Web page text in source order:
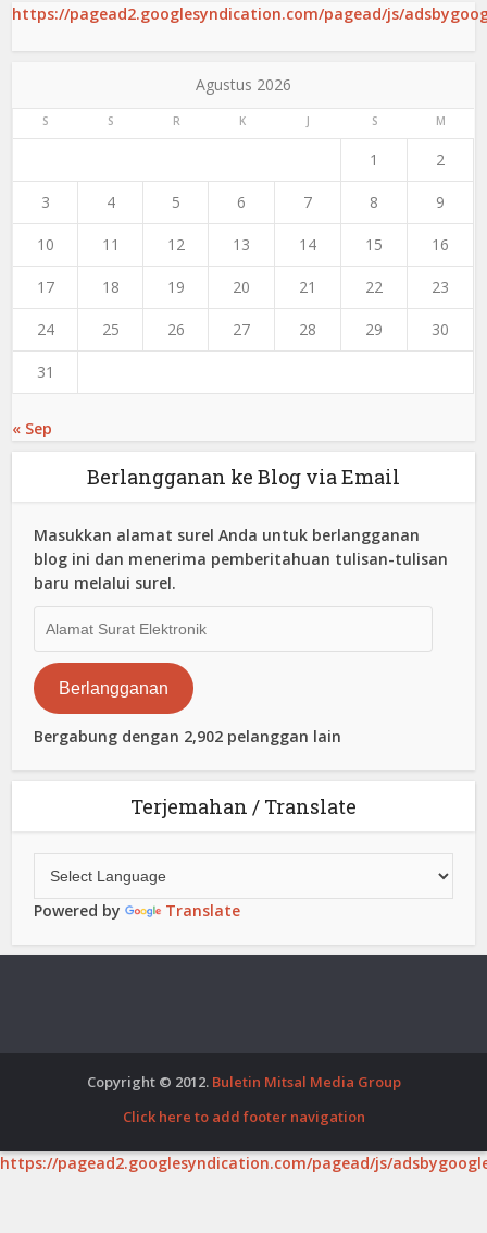
https://pagead2.googlesyndication.com/pagead/js/
Agustus 2026
S S R K J S M
1 2
3 4 5 6 7 8 9
10 11 12 13 14 15 16
17 18 19 20 21 22 23
24 25 26 27 28 29 30
31
« Sep
Berlangganan ke Blog via Email
Masukkan alamat surel Anda untuk berlangganan
blog ini dan menerima pemberitahuan tulisan-tulisan
baru melalui surel.
Surat
Elektronik
Berlangganan
Bergabung dengan 2,902 pelanggan lain
Terjemahan / Translate
Powered by Translate
Copyright © 2012. Buletin Mitsal Media Group
Click here to add footer navigation
https://pagead2.googlesyndication.com/pagead/js/